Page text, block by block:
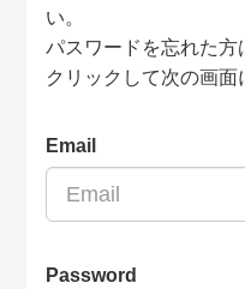
い。
パスワードを忘れた
クリックして次の画面
Email
Password